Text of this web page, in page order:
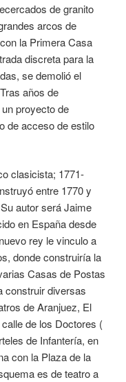
de granito
arcos de
la Primera Casa
discreta para la
se demolió el
años de
proyecto de
de acceso de estilo
clasicista; 1771-
entre 1770 y
autor será Jaime
en España desde
rey le vinculo a
donde construiría la
Casas de Postas
construir diversas
de Aranjuez, El
de los Doctores (
de Infantería, en
con la Plaza de la
es de teatro a